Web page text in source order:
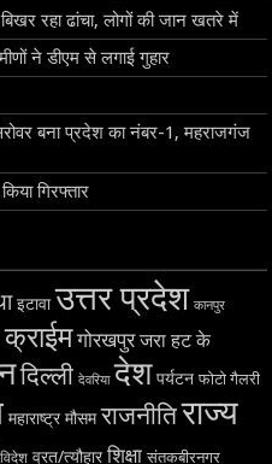
रहा ढांचा, लोगों की जान खतरे में
ने डीएम से लगाई गुहार
बना प्रदेश का नंबर-1, महराजगंज
गिरफ्तार
इटावा उत्तर प्रदेश कानपुर
क्राईम गोरखपुर जरा हट के
दिल्ली देवरिया देश पर्यटन फोटो गैलरी
महाराष्ट्र मौसम राजनीतिराज्य
विदेश व्रत/त्यौहार शिक्षा संतकबीरनगर